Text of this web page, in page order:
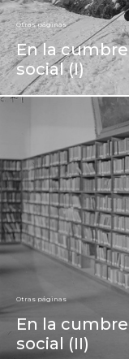
Otras páginas
En la
social (I)
Otras páginas
En la
social (II)